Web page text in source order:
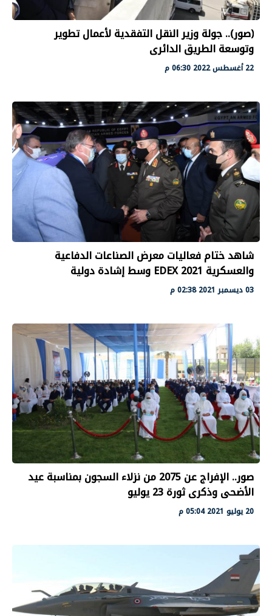
(صور).. جولة وزير النقل التفقدية لأعمال تطوير
وتوسعة الطريق الدائرى
22 أغسطس 2022 06:30 م
شاهد ختام فعاليات معرض الصناعات الدفاعية
والعسكرية EDEX 2021 وسط إشادة دولية
03 ديسمبر 2021 02:38 م
صور.. الإفراج عن 2075 من نزلاء السجون بمناسبة عيد
الأضحى وذكرى ثورة 23 يوليو
20 يوليو 2021 05:04 م